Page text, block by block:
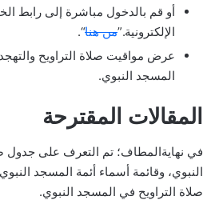
أو قم بالدخول مباشرة إلى رابط
الإلكترونية.”من هنا“.
عرض مواقيت صلاة التراويح
المسجد النبوي.
المقالات المقترحة
في نهايةالمطاف؛ تم التعرف على جدول
النبوي، وقائمة أسماء أئمة المسجد
صلاة التراويح في المسجد النبوي.